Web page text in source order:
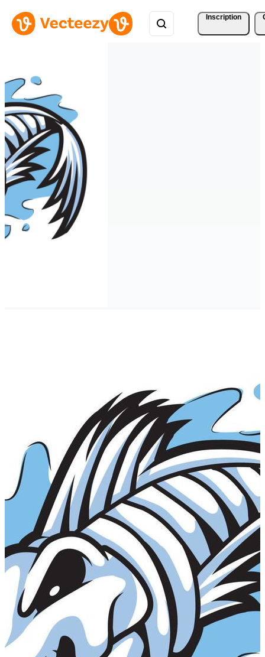
Inscription